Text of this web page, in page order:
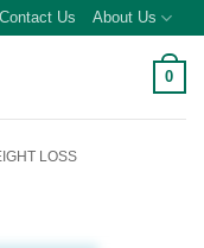
Contact Us About Us
0
LOSS